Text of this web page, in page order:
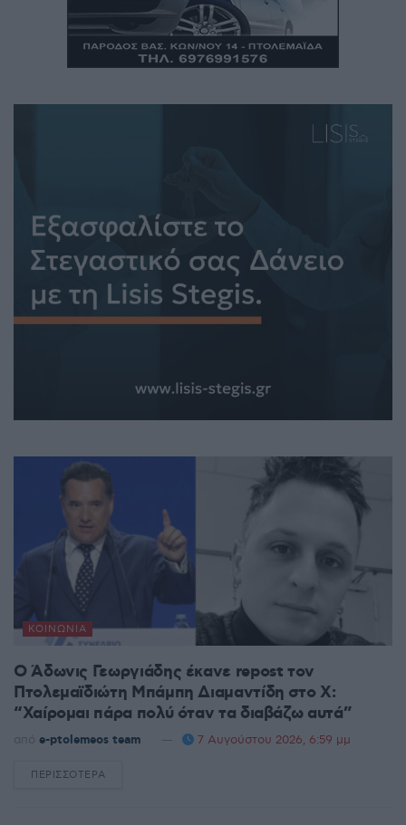
ΚΟΙΝΩΝΊΑ
Ο Άδωνις Γεωργιάδης έκανε repost τον
Πτολεμαϊδιώτη Μπάμπη Διαμαντίδη στο X:
“Χαίρομαι πάρα πολύ όταν τα διαβάζω αυτά”
από e-ptolemeos team 7 Αυγούστου 2026, 6:59 μμ
ΠΕΡΙΣΣΌΤΕΡΑ